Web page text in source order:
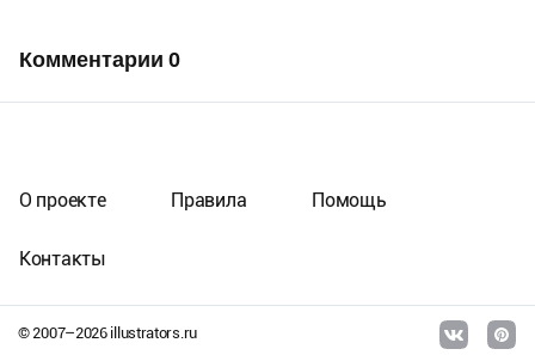
Комментарии 0
© 2007–2026illustrators.ru
О проекте Правила Помощь
Контакты